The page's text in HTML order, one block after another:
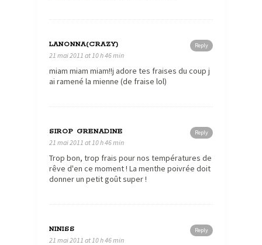
Reply
LANONNA(CRAZY)
21 mai 2011 at 10 h 46 min
miam miam miam!!j adore tes fraises du coup j
ai ramené la mienne (de fraise lol)
Reply
SIROP GRENADINE
21 mai 2011 at 10 h 46 min
Trop bon, trop frais pour nos températures de
rêve d'en ce moment ! La menthe poivrée doit
donner un petit goût super !
Reply
NINISS
21 mai 2011 at 10 h 46 min